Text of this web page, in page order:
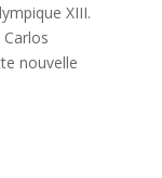
XIII.
nouvelle